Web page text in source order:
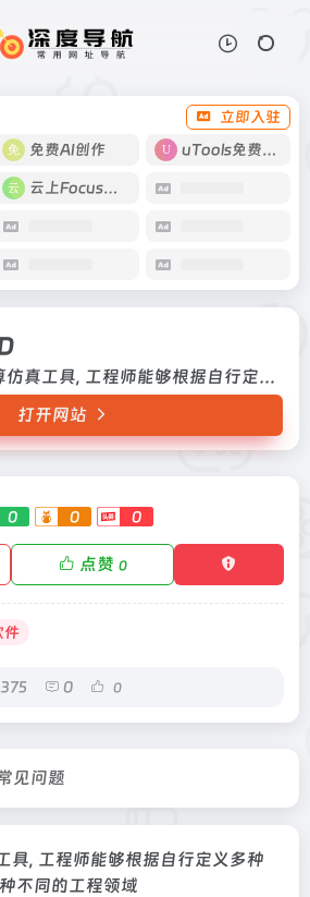
立即入驻
免费AI创作 uTools免费工具箱
云上Focus接码
高效能的计算仿真工具, 工程师能够根据自行定义多种物理模型,应用於各种不同的工程领域
打开网站
0 0 0
点赞 0
件
0 0
模型,应用於
见问题
具, 工程师能够根据自行定义多种
不同的工程领域